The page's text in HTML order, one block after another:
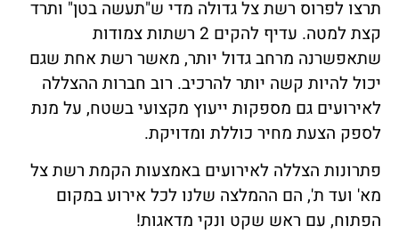
תרצו לפרוס רשת צל גדולה מדי ש"תעשה בטן" ותרד
קצת למטה. עדיף להקים 2 רשתות צמודות
שתאפשרנה מרחב גדול יותר, מאשר רשת אחת שגם
יכול להיות קשה יותר להרכיב. רוב חברות ההצללה
לאירועים גם מספקות ייעוץ מקצועי בשטח, על מנת
לספק הצעת מחיר כוללת ומדויקת.
פתרונות הצללה לאירועים באמצעות הקמת רשת צל
מא' ועד ת', הם ההמלצה שלנו לכל אירוע במקום
הפתוח, עם ראש שקט ונקי מדאגות!